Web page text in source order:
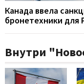
Канада ввела
бронетехники для
Внутри